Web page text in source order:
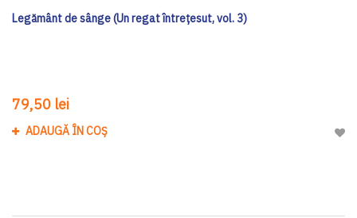
Legământ de sânge (Un regat întrețesut, vol. 3)
79,50 lei
ADAUGĂ ÎN COȘ